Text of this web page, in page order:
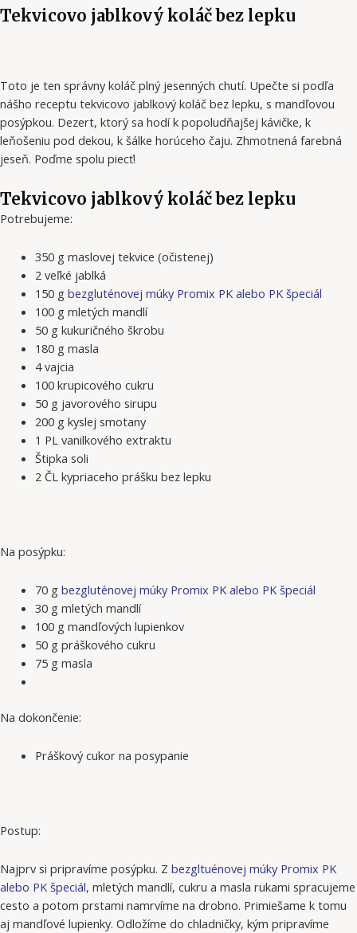
Tekvicovo jablkový koláč bez lepku
Toto je ten správny koláč plný jesenných chutí. Upečte si podľa
nášho receptu tekvicovo jablkový koláč bez lepku, s mandľovou
posýpkou. Dezert, ktorý sa hodí k popoludňajšej kávičke, k
leňošeniu pod dekou, k šálke horúceho čaju. Zhmotnená farebná
jeseň. Poďme spolu piecť!
Tekvicovo jablkový koláč bez lepku
Potrebujeme:
350 g maslovej tekvice (očistenej)
2 veľké jablká
150 g bezgluténovej múky Promix PK alebo PK špeciál
100 g mletých mandlí
50 g kukuričného škrobu
180 g masla
4 vajcia
100 krupicového cukru
50 g javorového sirupu
200 g kyslej smotany
1 PL vanilkového extraktu
Štipka soli
2 ČL kypriaceho prášku bez lepku
Na posýpku:
70 g bezgluténovej múky Promix PK alebo PK špeciál
30 g mletých mandlí
100 g mandľových lupienkov
50 g práškového cukru
75 g masla
Na dokončenie:
Práškový cukor na posypanie
Postup:
Najprv si pripravíme posýpku. Z bezgltuénovej múky Promix PK
alebo PK špeciál, mletých mandlí, cukru a masla rukami spracujeme
cesto a potom prstami namrvíme na drobno. Primiešame k tomu
aj mandľové lupienky. Odložíme do chladničky, kým pripravíme